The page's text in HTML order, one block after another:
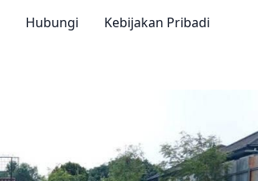
Hubungi Kebijakan Pribadi